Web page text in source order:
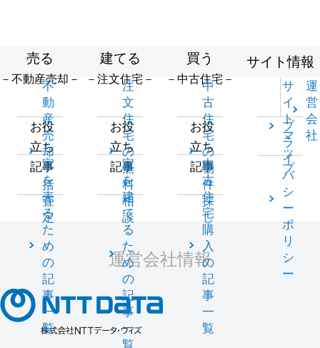
売る
－不動産売却－
不
動
産
売
却
一
括
査
定
お役
立ち
記事
家
を
売
る
た
め
の
記
事
一
覧
建てる
－注文住宅－
注
文
住
宅
の
無
料
相
談
お役
立ち
記事
家
を
建
て
る
た
め
の
記
事
一
覧
買う
－中古住宅－
中
古
住
宅
の
物
件
探
し
お役
立ち
記事
中
古
住
宅
購
入
の
記
事
一
覧
サイト情報
サ
イ
ト
マ
ッ
プ
運
営
会
社
プ
ラ
イ
バ
シ
ー
ポ
リ
シ
ー
運営会社情報